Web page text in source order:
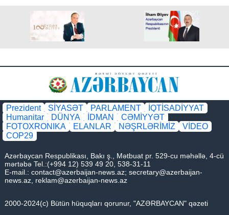
Prezident SİYASƏT PARLAMENT
İQTİSADİYYAT
Humanitar
DÜNYA İDMAN
CƏMİYYƏT
FOTOXRONIKA
ELANLAR NƏŞRLƏRİMİZ
VİDEO
COP29
Azərbaycan Respublikası, Bakı ş., Mətbuat pr. 529-cu məhəllə, 4-cü
mərtəbə Tel.:(+994 12) 539 49 20, 538-31-11
E-mail.: contact@azerbaijan-news.az; secretary@azerbaijan-
news.az, reklam@azerbaijan-news.az
2000-2024(c) Bütün hüquqları qorunur, "AZƏRBAYCAN" qəzeti